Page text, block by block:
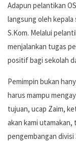
Adapun pelantikan
langsung oleh kepala
S.Kom. Melalui
menjalankan tugas
positif bagi sekolah
Pemimpin bukan
harus mampu
tujuan, ucap Zaim,
akan kami utamakan,
pengembangan